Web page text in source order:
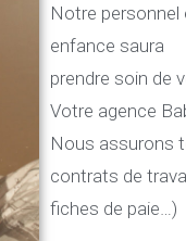
Notre
enfance saura
prendre soin de
Votre agence
Nous assurons
contrats de
fiches de paie…)